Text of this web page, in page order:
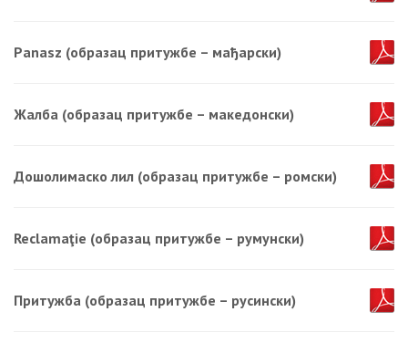
Panasz (образац притужбе – мађарски)
Жалба (образац притужбе – македонски)
Дошолимаско лил (образац притужбе – ромски)
Reclamaţie (образац притужбе – румунски)
Притужба (образац притужбе – русински)